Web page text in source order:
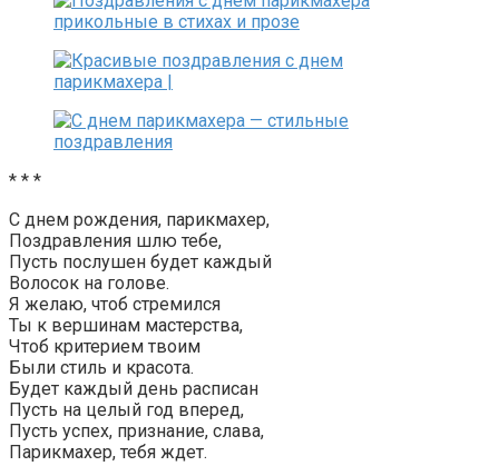
* * *
С днем рождения, парикмахер,
Поздравления шлю тебе,
Пусть послушен будет каждый
Волосок на голове.
Я желаю, чтоб стремился
Ты к вершинам мастерства,
Чтоб критерием твоим
Были стиль и красота.
Будет каждый день расписан
Пусть на целый год вперед,
Пусть успех, признание, слава,
Парикмахер, тебя ждет.